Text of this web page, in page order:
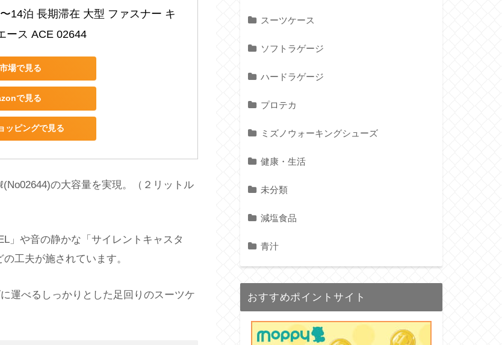
14泊 長期滞在 大型 ファスナー キ
ース ACE 02644
場で見る
で見る
ッピングで見る
の大容量を実現。（２リットル
」や音の静かな「サイレントキャスタ
工夫が施されています。
運べるしっかりとした足回りのスーツケ
スーツケース
ソフトラゲージ
ハードラゲージ
プロテカ
ミズノウォーキングシューズ
健康・生活
未分類
減塩食品
青汁
おすすめポイントサイト